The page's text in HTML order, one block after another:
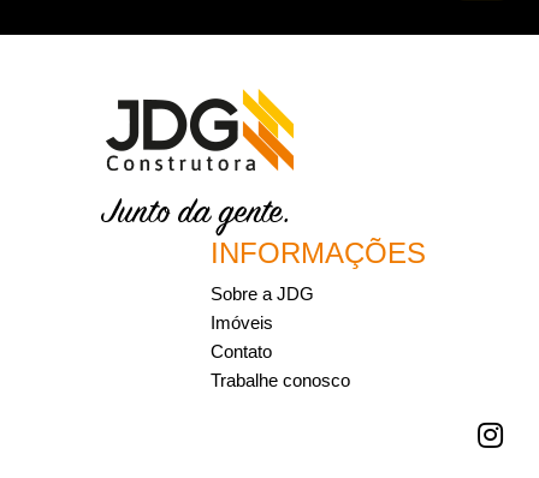
INFORMAÇÕES
Sobre a JDG
Imóveis
Contato
Trabalhe conosco